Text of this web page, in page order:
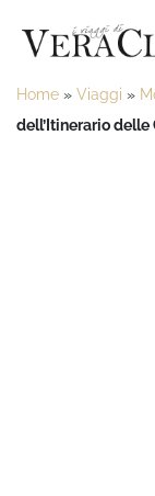
Home » Viaggi »
dell’Itinerario delle